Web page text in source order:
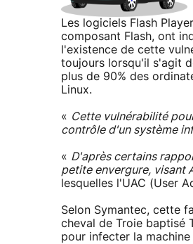
Les logiciels Flash
composant Flash, ont
l'existence de cette
toujours lorsqu'il s'agit
plus de 90% des
Linux.
« Cette vulnérabilité
contrôle d'un système
« D'après certains
petite envergure, visant
lesquelles l'UAC (User
Selon Symantec, cette
cheval de Troie baptisé
pour infecter la